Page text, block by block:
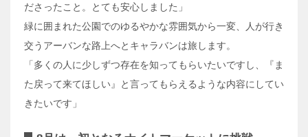
ださったこと。とても安心しました」
緑に囲まれた公園でのゆるやかな雰囲気から一変、人が行き
交うアーバンな路上へとキャラバンは旅します。
「多くの人に少しずつ存在を知ってもらいたいですし、『ま
た戻って来てほしい』と言ってもらえるような内容にしてい
きたいです」